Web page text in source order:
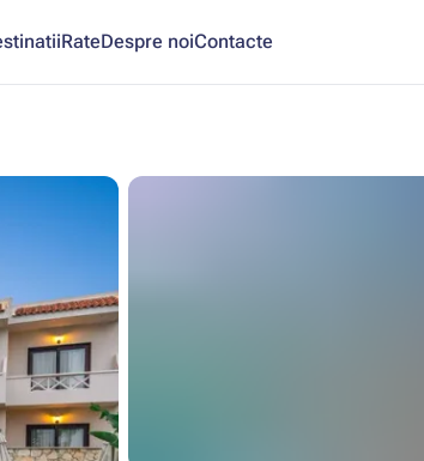
RateDespre noiContacte